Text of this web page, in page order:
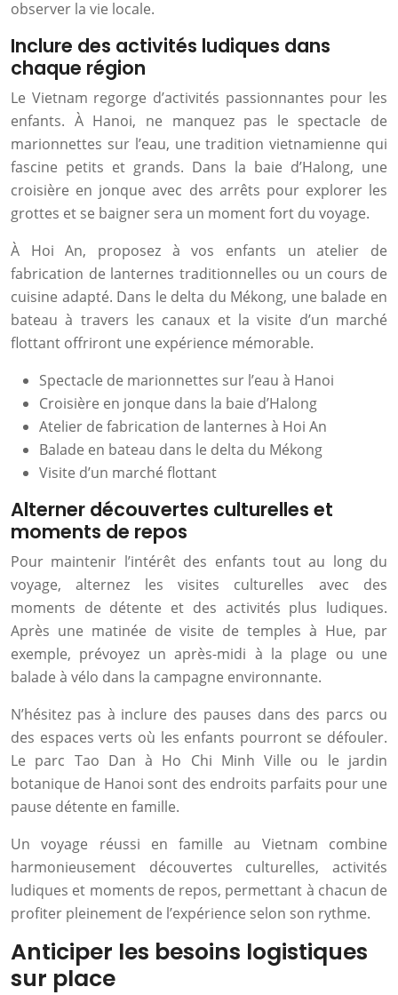
observer la vie locale.
Inclure des activités ludiques dans
chaque région
Le Vietnam regorge d’activités passionnantes pour les
enfants. À Hanoi, ne manquez pas le spectacle de
marionnettes sur l’eau, une tradition vietnamienne qui
fascine petits et grands. Dans la baie d’Halong, une
croisière en jonque avec des arrêts pour explorer les
grottes et se baigner sera un moment fort du voyage.
À Hoi An, proposez à vos enfants un atelier de
fabrication de lanternes traditionnelles ou un cours de
cuisine adapté. Dans le delta du Mékong, une balade en
bateau à travers les canaux et la visite d’un marché
flottant offriront une expérience mémorable.
Spectacle de marionnettes sur l’eau à Hanoi
Croisière en jonque dans la baie d’Halong
Atelier de fabrication de lanternes à Hoi An
Balade en bateau dans le delta du Mékong
Visite d’un marché flottant
Alterner découvertes culturelles et
moments de repos
Pour maintenir l’intérêt des enfants tout au long du
voyage, alternez les visites culturelles avec des
moments de détente et des activités plus ludiques.
Après une matinée de visite de temples à Hue, par
exemple, prévoyez un après-midi à la plage ou une
balade à vélo dans la campagne environnante.
N’hésitez pas à inclure des pauses dans des parcs ou
des espaces verts où les enfants pourront se défouler.
Le parc Tao Dan à Ho Chi Minh Ville ou le jardin
botanique de Hanoi sont des endroits parfaits pour une
pause détente en famille.
Un voyage réussi en famille au Vietnam combine
harmonieusement découvertes culturelles, activités
ludiques et moments de repos, permettant à chacun de
profiter pleinement de l’expérience selon son rythme.
Anticiper les besoins logistiques
sur place